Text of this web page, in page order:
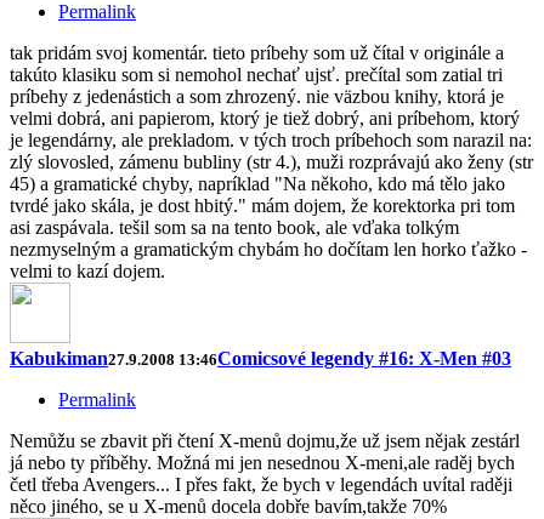
Permalink
tak pridám svoj komentár. tieto príbehy som už čítal v originále a
takúto klasiku som si nemohol nechať ujsť. prečítal som zatial tri
príbehy z jedenástich a som zhrozený. nie väzbou knihy, ktorá je
velmi dobrá, ani papierom, ktorý je tiež dobrý, ani príbehom, ktorý
je legendárny, ale prekladom. v tých troch príbehoch som narazil na:
zlý slovosled, zámenu bubliny (str 4.), muži rozprávajú ako ženy (str
45) a gramatické chyby, napríklad "Na někoho, kdo má tělo jako
tvrdé jako skála, je dost hbitý." mám dojem, že korektorka pri tom
asi zaspávala. tešil som sa na tento book, ale vďaka tolkým
nezmyselným a gramatickým chybám ho dočítam len horko ťažko -
velmi to kazí dojem.
Kabukiman27.9.2008 13:46Comicsové legendy #16: X-Men #03
Permalink
Nemůžu se zbavit při čtení X-menů dojmu,že už jsem nějak zestárl
já nebo ty příběhy. Možná mi jen nesednou X-meni,ale raděj bych
četl třeba Avengers... I přes fakt, že bych v legendách uvítal raději
něco jiného, se u X-menů docela dobře bavím,takže 70%